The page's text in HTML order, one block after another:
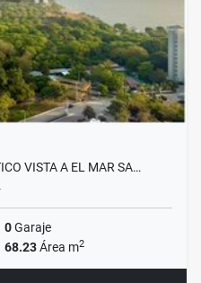
VISTA A EL MAR SA…
0Garaje
68.23Área m2